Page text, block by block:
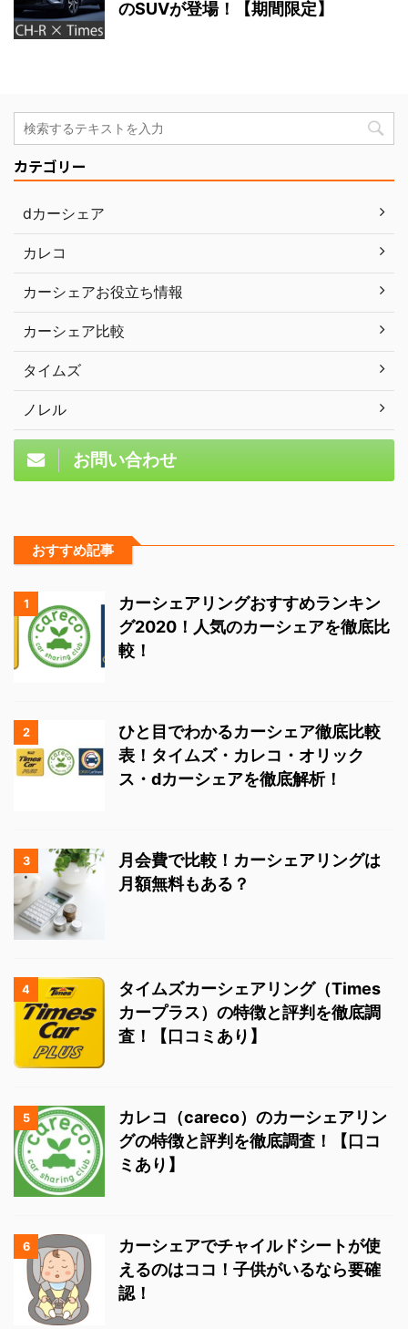
のSUVが登場！【期間限定】
カテゴリー
dカーシェア
カレコ
カーシェアお役立ち情報
カーシェア比較
タイムズ
ノレル
お問い合わせ
おすすめ記事
1
カーシェアリングおすすめランキン
グ2020！人気のカーシェアを徹底比
較！
2
ひと目でわかるカーシェア徹底比較
表！タイムズ・カレコ・オリック
ス・dカーシェアを徹底解析！
3
月会費で比較！カーシェアリングは
月額無料もある？
4
タイムズカーシェアリング（Times
カープラス）の特徴と評判を徹底調
査！【口コミあり】
5
カレコ（careco）のカーシェアリン
グの特徴と評判を徹底調査！【口コ
ミあり】
6
カーシェアでチャイルドシートが使
えるのはココ！子供がいるなら要確
認！